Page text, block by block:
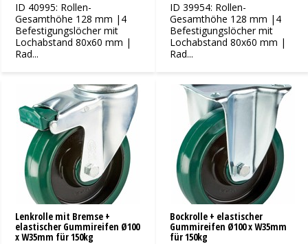
ID 40995: Rollen-
Gesamthöhe 128 mm |4
Befestigungslöcher mit
Lochabstand 80x60 mm |
Rad...
ID 39954: Rollen-
Gesamthöhe 128 mm |4
Befestigungslöcher mit
Lochabstand 80x60 mm |
Rad...
Lenkrolle mit Bremse +
elastischer Gummireifen Ø100
x W35mm für 150kg
Bockrolle + elastischer
Gummireifen Ø100 x W35mm
für 150kg